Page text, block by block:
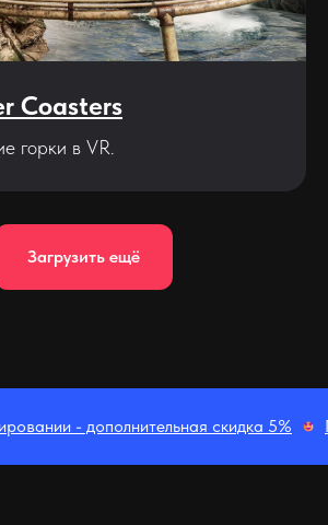
Coasters
горки в VR.
Загрузить ещё
- дополнительная скидка 5%